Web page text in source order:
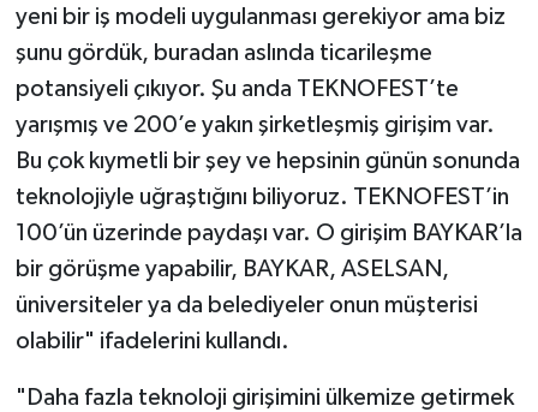
yeni bir iş modeli uygulanması gerekiyor ama biz
şunu gördük, buradan aslında ticarileşme
potansiyeli çıkıyor. Şu anda TEKNOFEST’te
yarışmış ve 200’e yakın şirketleşmiş girişim var.
Bu çok kıymetli bir şey ve hepsinin günün sonunda
teknolojiyle uğraştığını biliyoruz. TEKNOFEST’in
100’ün üzerinde paydaşı var. O girişim BAYKAR’la
bir görüşme yapabilir, BAYKAR, ASELSAN,
üniversiteler ya da belediyeler onun müşterisi
olabilir" ifadelerini kullandı.
"Daha fazla teknoloji girişimini ülkemize getirmek